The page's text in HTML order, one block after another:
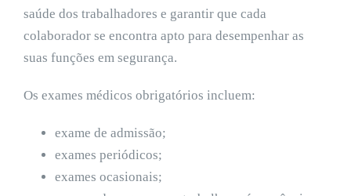
saúde dos trabalhadores e garantir que cada
colaborador se encontra apto para desempenhar as
suas funções em segurança.
Os exames médicos obrigatórios incluem:
exame de admissão;
exames periódicos;
exames ocasionais;